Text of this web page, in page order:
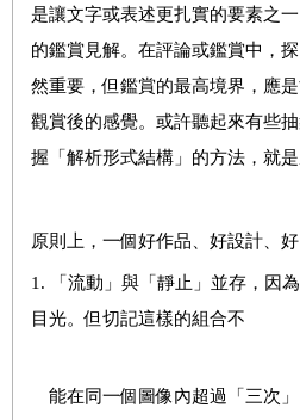
是讓文字或表述更扎實的要素之
的鑑賞見解。在評論或鑑賞中，
然重要，但鑑賞的最高境界，應
觀賞後的感覺。或許聽起來有些
握「解析形式結構」的方法，就是
原則上，一個好作品、好設計、
1. 「流動」與「靜止」並存，因
目光。但切記這樣的組合不
能在同一個圖像內超過「三次